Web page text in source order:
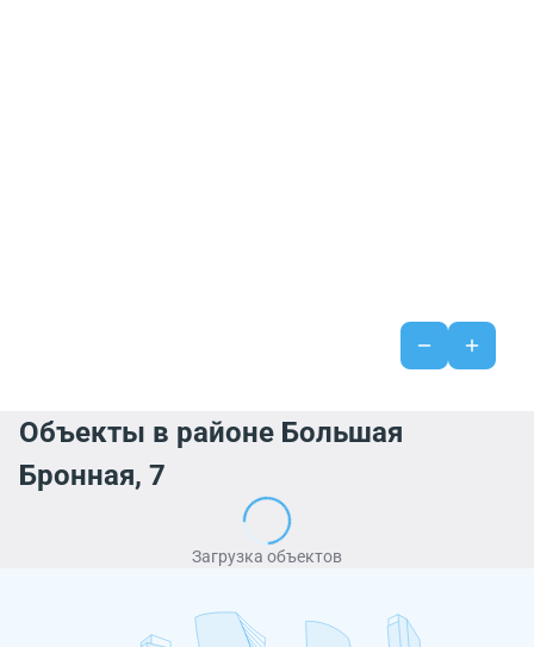
Объекты в районе Большая
Бронная, 7
Загрузка объектов